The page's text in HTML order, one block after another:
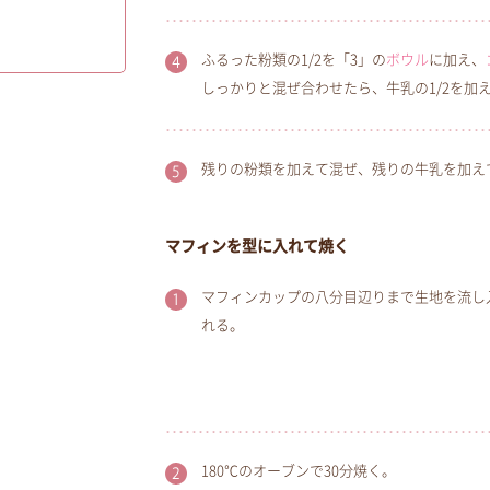
ふるった粉類の1/2を「3」のボウルに加え、
しっかりと混ぜ合わせたら、牛乳の1/2を加
残りの粉類を加えて混ぜ、残りの牛乳を加
マフィンを型に入れて焼く
マフィンカップの八分目辺りまで生地を流し
れる。
180℃のオーブンで30分焼く。